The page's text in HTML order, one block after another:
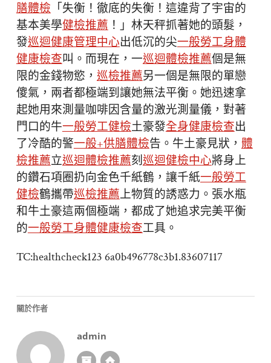
膳體檢「失衡！徹底的失衡！這違背了宇宙的
基本美學健檢推薦！」林天秤抓著她的頭髮，
發巡迴健康管理中心出低沉的尖一般勞工身體
健康檢查叫。而現在，一巡迴體檢推薦個是無
限的金錢物慾，巡檢推薦另一個是無限的單戀
傻氣，兩者都極端到讓她無法平衡。她迅速拿
起她用來測量咖啡因含量的激光測量儀，對著
門口的牛一般勞工健檢土豪發全身健康檢查出
了冷酷的警一般+供膳體檢告。牛土豪見狀，體
檢推薦立巡迴體檢推薦刻巡迴健檢中心將身上
的鑽石項圈扔向金色千紙鶴，讓千紙一般勞工
健檢鶴攜帶巡檢推薦上物質的誘惑力。張水瓶
和牛土豪這兩個極端，都成了她追求完美平衡
的一般勞工身體健康檢查工具。
TC:healthcheck123 6a0b496778c3b1.83607117
關於作者
admin